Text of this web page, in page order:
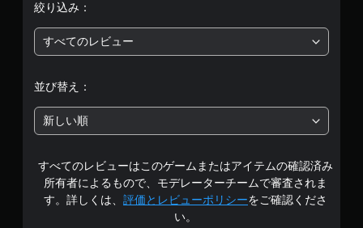
段
階
の
5
で
す
絞り込み：
すべてのレビュー
並び替え：
新しい順
すべてのレビューはこのゲームまたはアイテムの確認済み
所有者によるもので、モデレーターチームで審査されま
す。詳しくは、 評価とレビューポリシーをご確認くださ
い。